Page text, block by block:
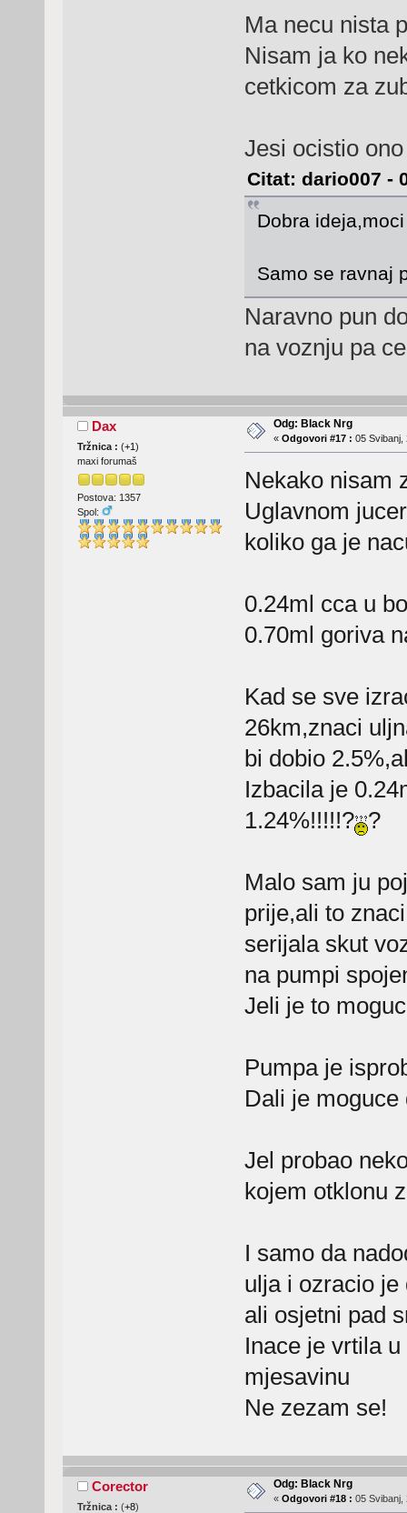
Ma necu nista
Nisam ja ko
cetkicom za
Jesi ocistio
Citat: dario007 -
Dobra
Samo se ravnaj
Naravno pun
na voznju pa
Dax
Tržnica : (+1)
maxi forumaš
Postova: 1357
Spol:
Odg: Black Nrg
« Odgovori #17 : 05 Svibanj,
Nekako nisam
Uglavnom
koliko ga je
0.24ml cca u
0.70ml goriva
Kad se sve
26km,znaci
bi dobio
Izbacila je
1.24%!!!!!? ?
Malo sam ju
prije,ali to
serijala skut
na pumpi
Jeli je to
Pumpa je
Dali je
Jel probao
kojem otklonu
I samo da
ulja i ozracio
ali osjetni pad
Inace je vrtila
mjesavinu
Ne zezam se!
Corector
Tržnica : (+8)
Odg: Black Nrg
« Odgovori #18 : 05 Svibanj,